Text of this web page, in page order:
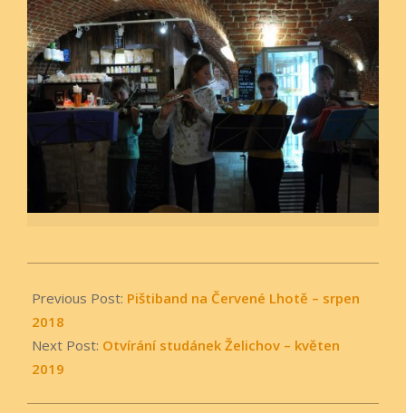
10-
28
Previous Post: Pištiband na Červené Lhotě – srpen
2018
Next Post: Otvírání studánek Želichov – květen
2019